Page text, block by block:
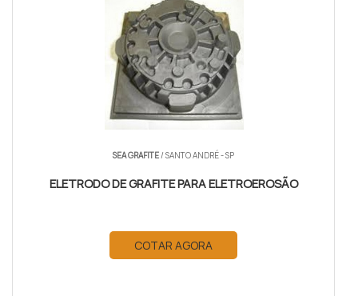
SEA GRAFITE/ SANTO ANDRÉ - SP
ELETRODO DE GRAFITE PARA ELETROEROSÃO
COTAR AGORA